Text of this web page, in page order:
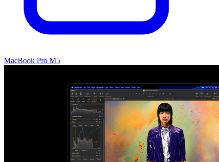
MacBook Pro M5